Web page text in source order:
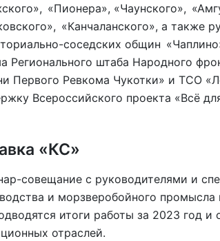
«Пионера», «Чаунского»,
«Канчаланского», а также
соседских общин
Регионального штаба Народного
Первого Ревкома Чукотки» и ТСО
Всероссийского проекта «Всё
«КС»
совещание с руководителями и
и морзверобойного
итоги работы за 2023 год
отраслей.